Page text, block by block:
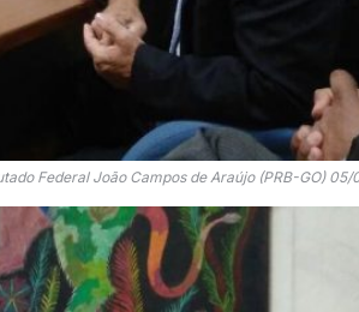
Federal João Campos de Araújo (PRB-GO) 05/